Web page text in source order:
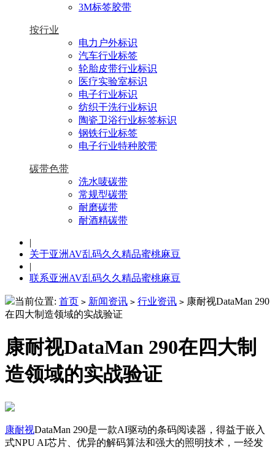
3M标签胶带
按行业
电力户外标识
汽车行业标签
轮胎皮带行业标识
医疗实验室标识
电子行业标识
纺织干洗行业标识
陶瓷卫浴行业标签标识
钢铁行业标签
电子行业特种胶带
碳带色带
洗水唛碳带
常规型碳带
耐磨碳带
耐酒精碳带
|
关于亚洲AV乱码久久精品蜜桃麻豆
|
联系亚洲AV乱码久久精品蜜桃麻豆
当前位置: 首页 > 新闻资讯 > 行业资讯 > 康耐视DataMan 290
在四大制造领域的实战验证
康耐视DataMan 290在四大制
造领域的实战验证
康耐视DataMan 290是一款AI驱动的条码阅读器，得益于嵌入
式NPU AI芯片、优异的解码算法和强大的照明技术，一经发